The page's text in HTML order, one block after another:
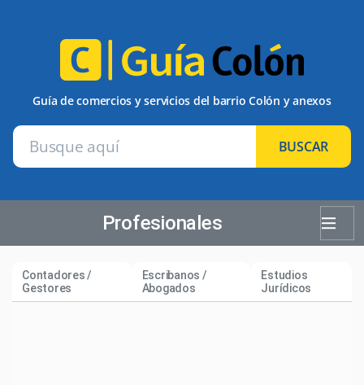
Guía de comercios y servicios del barrio Colón y anexos
BUSCAR
Profesionales
Contadores /
Gestores
Escribanos /
Abogados
Estudios
Jurídicos